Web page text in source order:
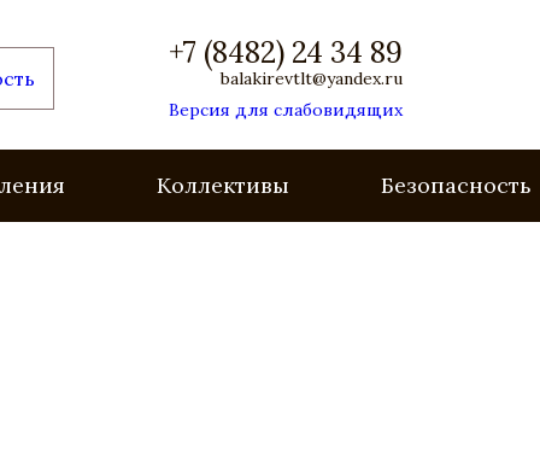
+7 (8482) 24 34 89
balakirevtlt@yandex.ru
Версия для слабовидящих
Коллективы Безопасность